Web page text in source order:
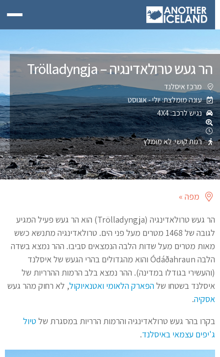
הר געש טרולאדינגיה – Trölladyngja
מרכז איסלנד
עונה מומלצת: יולי - אוגוסט
נגיש לרכב: 4X4
רמת קושי: לא מומלץ
מפה »
הר געש טרולאדינגיה (Trölladyngja) הוא הר געש פעיל המגיע
לגובה של 1468 מטרים מעל פני הים. טרולאדינגיה מתנשא כשש
מאות מטרים מעל שדות הלבה הנמצאים סביבו. ההר נמצא בשדה
הלבה Ódáðahraun והוא מהגדולים בהרי הגעש של איסלנד
(והעשירי בגודלו במדינה). ההר נמצא בלב הרמות ההרריות של
איסלנד בשטחו שלהפארק הלאומי ואטנאיוקול, לא רחוק מהר געש
אסקיה.
בקרו בהר געש טרולאדינגיה והרמות הרריות במסגרת שלטיול
ג'יפים עצמאי באיסלנד.